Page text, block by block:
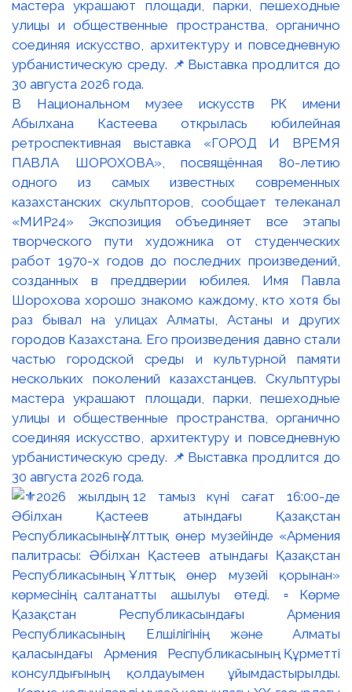
В Национальном музее искусств РК имени
Абылхана Кастеева открылась юбилейная
ретроспективная выставка «ГОРОД И ВРЕМЯ
ПАВЛА ШОРОХОВА», посвящённая 80-летию
одного из самых известных современных
казахстанских скульпторов, сообщает телеканал
«МИР24» Экспозиция объединяет все этапы
творческого пути художника от студенческих
работ 1970-х годов до последних произведений,
созданных в преддверии юбилея. Имя Павла
Шорохова хорошо знакомо каждому, кто хотя бы
раз бывал на улицах Алматы, Астаны и других
городов Казахстана. Его произведения давно стали
частью городской среды и культурной памяти
нескольких поколений казахстанцев. Скульптуры
мастера украшают площади, парки, пешеходные
улицы и общественные пространства, органично
соединяя искусство, архитектуру и повседневную
урбанистическую среду. 📌Выставка продлится до
30 августа 2026 года.